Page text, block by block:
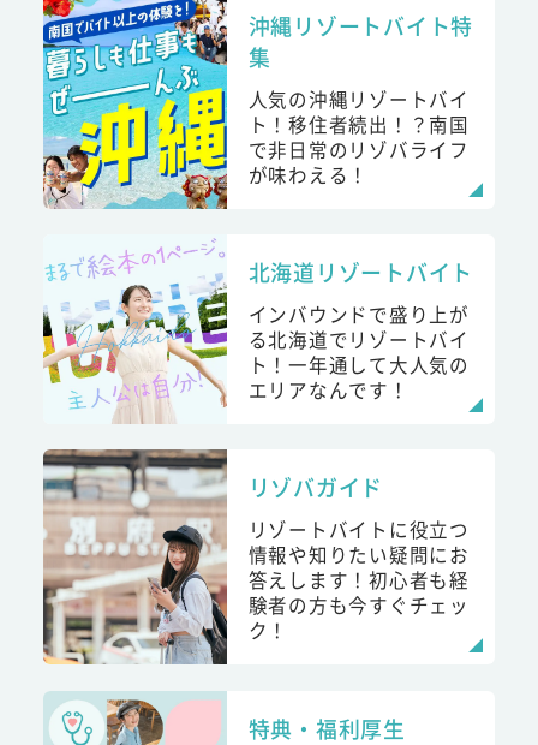
沖縄リゾートバイト特
集
人気の沖縄リゾートバイ
ト！移住者続出！？南国
で非日常のリゾバライフ
が味わえる！
北海道リゾートバイト
インバウンドで盛り上が
る北海道でリゾートバイ
ト！一年通して大人気の
エリアなんです！
リゾバガイド
リゾートバイトに役立つ
情報や知りたい疑問にお
答えします！初心者も経
験者の方も今すぐチェッ
ク！
特典・福利厚生